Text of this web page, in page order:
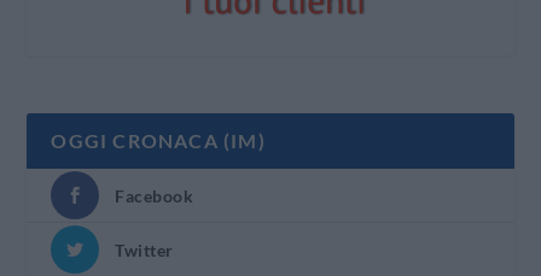
OGGI CRONACA (IM)
Facebook
Twitter